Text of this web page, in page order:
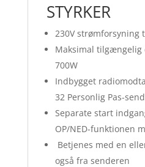
MHz).
skærme
STYRKER
230V strømforsyning
Maksimal tilgængelig
700W
Indbygget
32 Personlig Pas-
Separate start
OP/NED-funktionen
Betjenes med en
også fra senderen